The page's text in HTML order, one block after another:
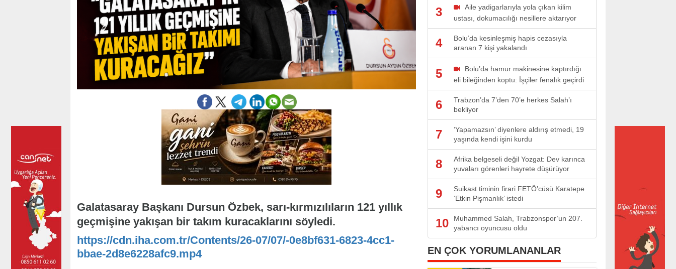
Galatasaray Başkanı Dursun Özbek, sarı-kırmızılıların 121 yıllık
geçmişine yakışan bir takım kuracaklarını söyledi.
https://cdn.iha.com.tr/Contents/26-07/07/-0e8bf631-6823-4cc1-
bbae-2d8e6228afc9.mp4
3
Aile yadigarlarıyla yola çıkan kilim
ustası, dokumacılığı nesillere aktarıyor
4
Bolu’da kesinleşmiş hapis cezasıyla
aranan 7 kişi yakalandı
5
Bolu’da hamur makinesine kaptırdığı
eli bileğinden koptu: İşçiler fenalık geçirdi
6
Trabzon’da 7’den 70’e herkes Salah’ı
bekliyor
7
’Yapamazsın’ diyenlere aldırış etmedi, 19
yaşında kendi işini kurdu
8
Afrika belgeseli değil Yozgat: Dev karınca
yuvaları görenleri hayrete düşürüyor
9
Suikast timinin firari FETÖ’cüsü Karatepe
‘Etkin Pişmanlık’ istedi
10
Muhammed Salah, Trabzonspor’un 207.
yabancı oyuncusu oldu
EN ÇOK YORUMLANANLAR